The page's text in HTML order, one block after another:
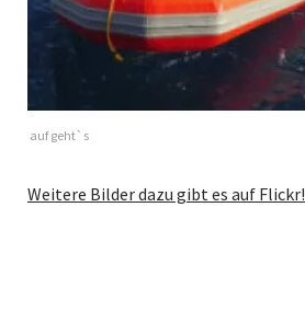
auf geht`s
Weitere Bilder dazu gibt es auf Flickr!